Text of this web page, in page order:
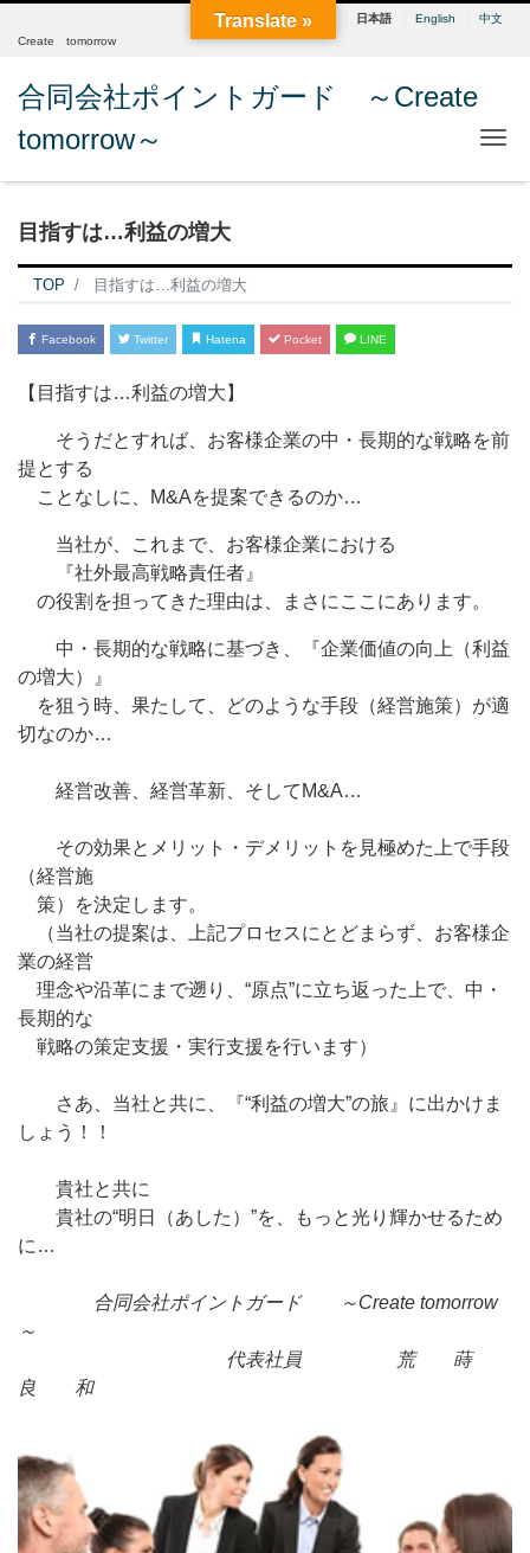
日本語 English
中文
Create tomorrow
合同会社ポイントガード ～Create
tomorrow～
目指すは…利益の増大
TOP 目指すは…利益の増大
Facebook Twitter Hatena Pocket LINE
【目指すは…利益の増大】
そうだとすれば、お客様企業の中・長期的な戦略を前
提とする
ことなしに、M&Aを提案できるのか…
当社が、これまで、お客様企業における
『社外最高戦略責任者』
の役割を担ってきた理由は、まさにここにあります。
中・長期的な戦略に基づき、
『企業価値の向上（利益
の増大）』
を狙う時、果たして、どのような手段（経営施策）が適
切なのか…
経営改善、経営革新、そしてM&A…
その効果とメリット・デメリットを見極めた上で手段
（経営施
策）を決定します。
（当社の提案は、上記プロセスにとどまらず、お客様企
業の経営
理念や沿革にまで遡り、“原点”に立ち返った上で、中・
長期的な
戦略の策定支援・実行支援を行います）
さあ、当社と共に、『“利益の増大”の旅』に出かけま
しょう！！
貴社と共に
貴社の“明日（あした）”を、もっと光り輝かせるため
に…
合同会社ポイントガード ～Create tomorrow
～
代表社員 荒 蒔
良 和
Translate »